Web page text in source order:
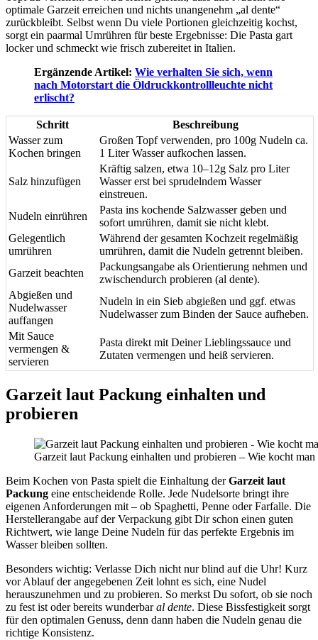
optimale Garzeit erreichen und nichts unangenehm „al dente“
zurückbleibt. Selbst wenn Du viele Portionen gleichzeitig kochst,
sorgt ein paarmal Umrühren für beste Ergebnisse: Die Pasta gart
locker und schmeckt wie frisch zubereitet in Italien.
Ergänzende Artikel: Wie verhalten Sie sich, wenn
nach Motorstart die Öldruckkontrollleuchte nicht
erlischt?
Schritt
Beschreibung
Wasser zum
Kochen bringen
Großen Topf verwenden, pro 100g Nudeln ca.
1 Liter Wasser aufkochen lassen.
Salz hinzufügen
Kräftig salzen, etwa 10–12g Salz pro Liter
Wasser erst bei sprudelndem Wasser
einstreuen.
Nudeln einrühren
Pasta ins kochende Salzwasser geben und
sofort umrühren, damit sie nicht klebt.
Gelegentlich
umrühren
Während der gesamten Kochzeit regelmäßig
umrühren, damit die Nudeln getrennt bleiben.
Garzeit beachten
Packungsangabe als Orientierung nehmen und
zwischendurch probieren (al dente).
Abgießen und
Nudelwasser
auffangen
Nudeln in ein Sieb abgießen und ggf. etwas
Nudelwasser zum Binden der Sauce aufheben.
Mit Sauce
vermengen &
servieren
Pasta direkt mit Deiner Lieblingssauce und
Zutaten vermengen und heiß servieren.
Garzeit laut Packung einhalten und
probieren
Garzeit laut Packung einhalten und probieren – Wie kocht
Beim Kochen von Pasta spielt die Einhaltung derGarzeit laut
Packung eine entscheidende Rolle. Jede Nudelsorte bringt ihre
eigenen Anforderungen mit – ob Spaghetti, Penne oder Farfalle. Die
Herstellerangabe auf der Verpackung gibt Dir schon einen guten
Richtwert, wie lange Deine Nudeln für das perfekte Ergebnis im
Wasser bleiben sollten.
Besonders wichtig: Verlasse Dich nicht nur blind auf die Uhr! Kurz
vor Ablauf der angegebenen Zeit lohnt es sich, eine Nudel
herauszunehmen und zu probieren. So merkst Du sofort, ob sie noch
zu fest ist oder bereits wunderbaral dente. Diese Bissfestigkeit sorgt
für den optimalen Genuss, denn dann haben die Nudeln genau die
richtige Konsistenz.